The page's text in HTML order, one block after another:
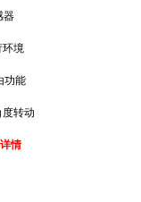
器
境
功能
转动
情